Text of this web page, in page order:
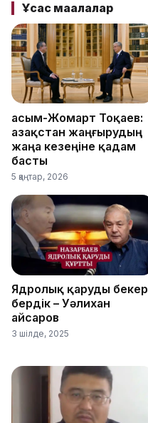
Ұқсас мақалалар
Қасым-Жомарт Тоқаев:
Қазақстан жаңғырудың
жаңа кезеңіне қадам
басты
5 қаңтар, 2026
Ядролық қаруды бекер
бердік – Уәлихан
Қайсаров
3 шілде, 2025